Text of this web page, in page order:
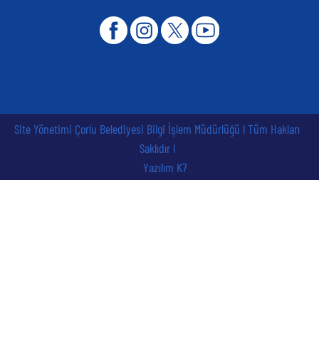
Site Yönetimi Çorlu Belediyesi Bilgi İşlem Müdürlüğü l Tüm Hakları
Saklıdır l
Yazılım K7